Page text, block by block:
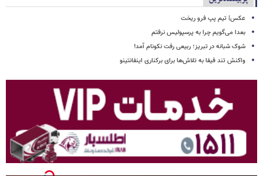
عکس| تیم پپ فرو ریخت
بعدا می‌گویم چرا به پرسپولیس نرفتم
شوک شبانه در تبریز؛ ربیعی رفت نکونام آمد!
واکنش تند فیفا به تلاش‌ها برای برکناری اینفانتینو